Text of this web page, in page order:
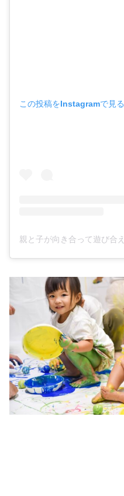
この投稿をInstagramで見る